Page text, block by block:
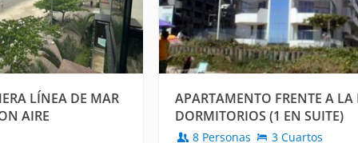
LÍNEA DE MAR
AIRE
APARTAMENTO FRENTE A
DORMITORIOS (1 EN SUITE)
8 Personas 3 Cuartos